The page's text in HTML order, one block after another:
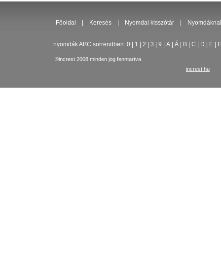
Főoldal Keresés Nyomdai kisszótár
nyomdák ABC sorrendben: 0 1 2 3 9 A Á B C D E F
©increst 2008 minden jog fenntartva
increst.hu